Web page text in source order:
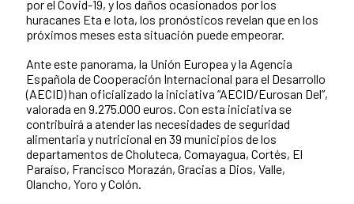
por el Covid-19, y los daños ocasionados por los
huracanes Eta e Iota, los pronósticos revelan que en los
próximos meses esta situación puede empeorar.
Ante este panorama, la Unión Europea y la Agencia
Española de Cooperación Internacional para el Desarrollo
(AECID) han oficializado la iniciativa “AECID/Eurosan Del”,
valorada en 9.275.000 euros. Con esta iniciativa se
contribuirá a atender las necesidades de seguridad
alimentaria y nutricional en 39 municipios de los
departamentos de Choluteca, Comayagua, Cortés, El
Paraíso, Francisco Morazán, Gracias a Dios, Valle,
Olancho, Yoro y Colón.